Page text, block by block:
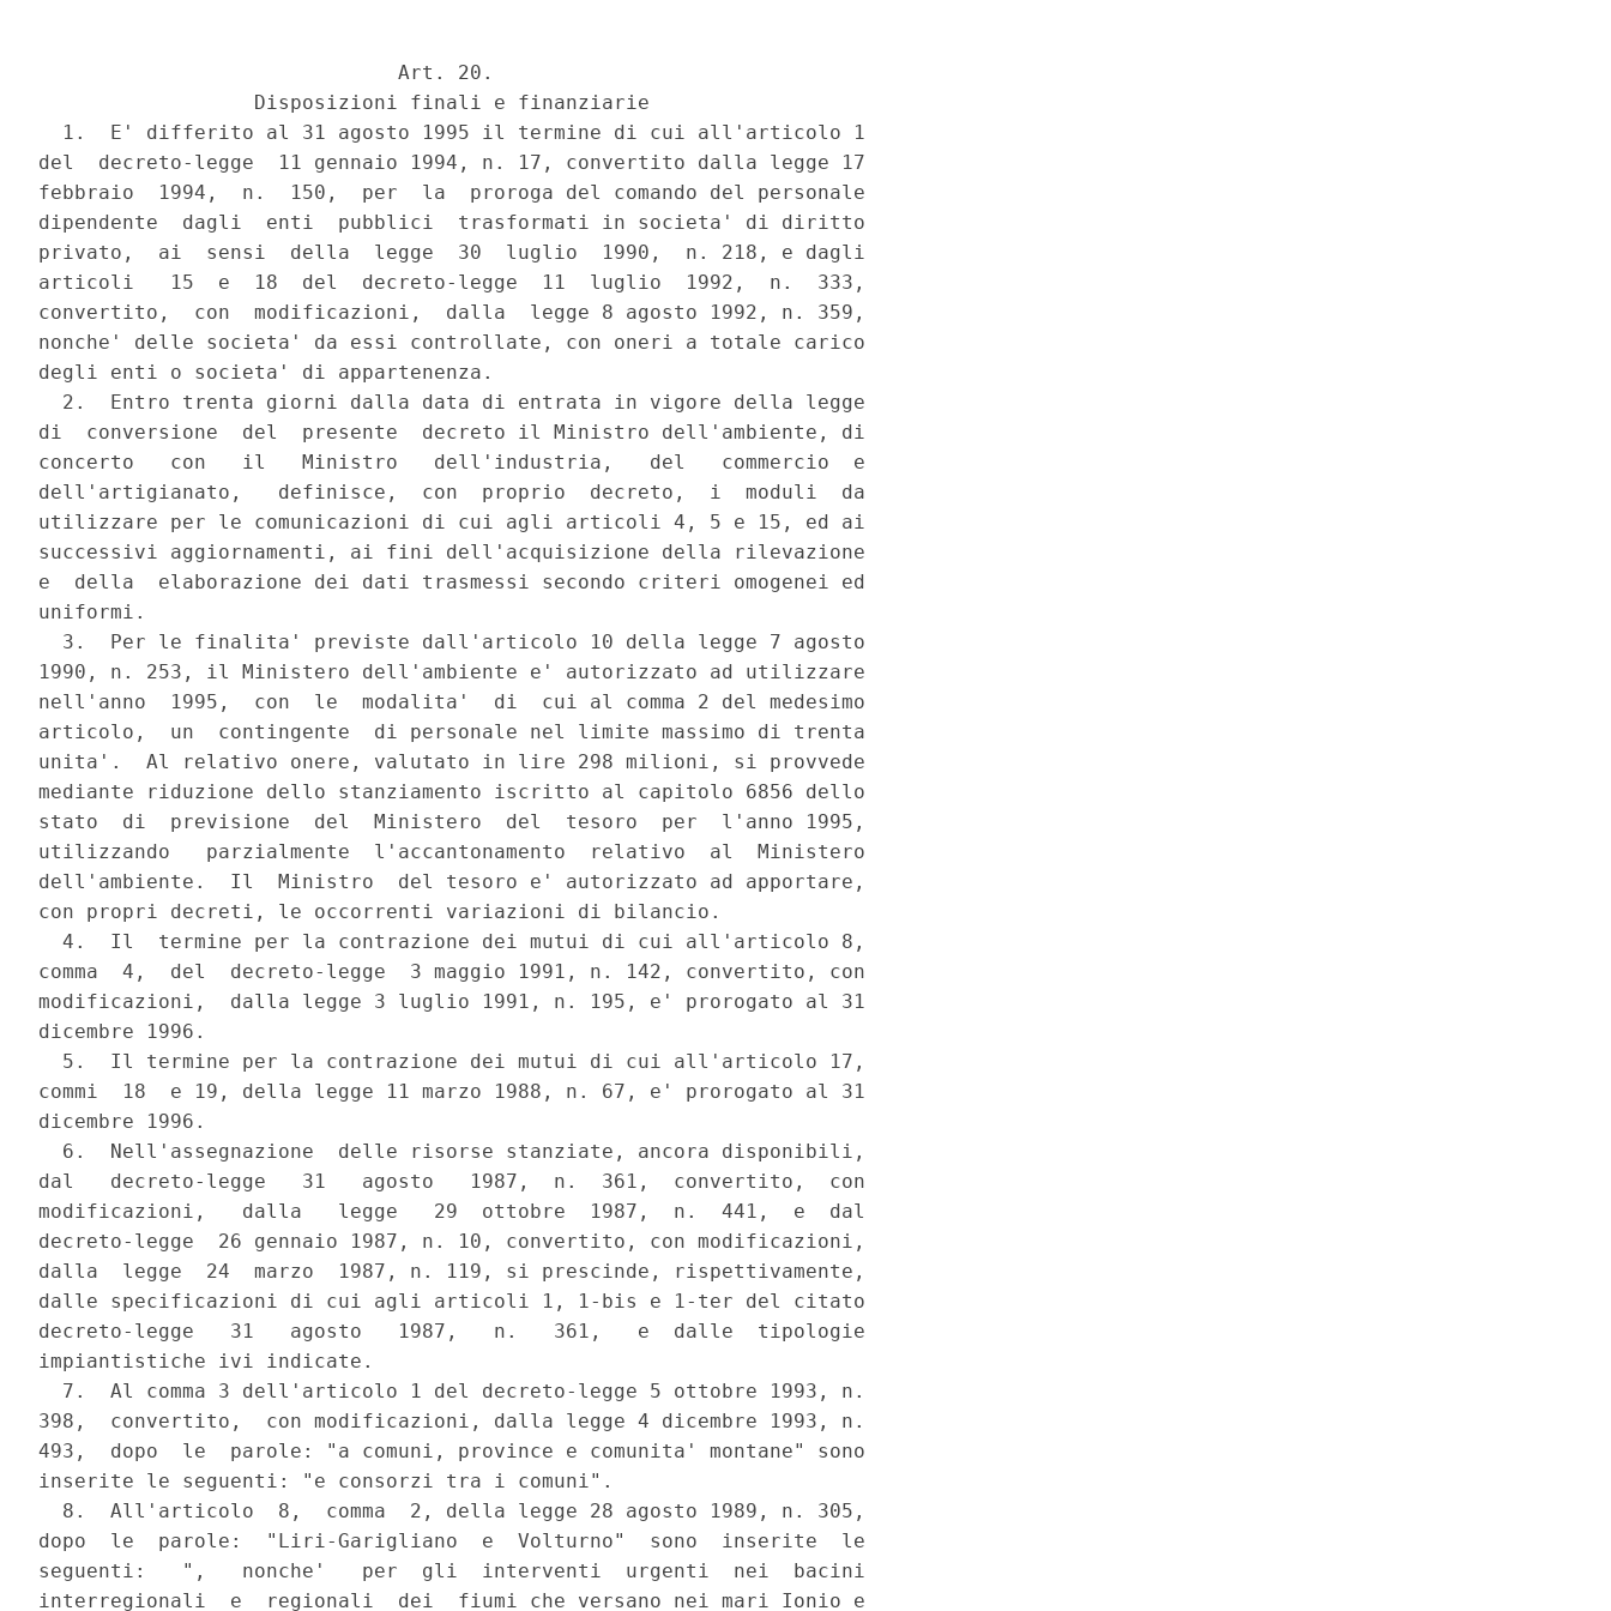
                              Art. 20.
                  Disposizioni finali e finanziarie
  1.  E' differito al 31 agosto 1995 il termine di cui all'articolo 1
del  decreto-legge  11 gennaio 1994, n. 17, convertito dalla legge 17
febbraio  1994,  n.  150,  per  la  proroga del comando del personale
dipendente  dagli  enti  pubblici  trasformati in societa' di diritto
privato,  ai  sensi  della  legge  30  luglio  1990,  n. 218, e dagli
articoli   15  e  18  del  decreto-legge  11  luglio  1992,  n.  333,
convertito,  con  modificazioni,  dalla  legge 8 agosto 1992, n. 359,
nonche' delle societa' da essi controllate, con oneri a totale carico
degli enti o societa' di appartenenza.
  2.  Entro trenta giorni dalla data di entrata in vigore della legge
di  conversione  del  presente  decreto il Ministro dell'ambiente, di
concerto   con   il   Ministro   dell'industria,   del   commercio  e
dell'artigianato,   definisce,  con  proprio  decreto,  i  moduli  da
utilizzare per le comunicazioni di cui agli articoli 4, 5 e 15, ed ai
successivi aggiornamenti, ai fini dell'acquisizione della rilevazione
e  della  elaborazione dei dati trasmessi secondo criteri omogenei ed
uniformi.
  3.  Per le finalita' previste dall'articolo 10 della legge 7 agosto
1990, n. 253, il Ministero dell'ambiente e' autorizzato ad utilizzare
nell'anno  1995,  con  le  modalita'  di  cui al comma 2 del medesimo
articolo,  un  contingente  di personale nel limite massimo di trenta
unita'.  Al relativo onere, valutato in lire 298 milioni, si provvede
mediante riduzione dello stanziamento iscritto al capitolo 6856 dello
stato  di  previsione  del  Ministero  del  tesoro  per  l'anno 1995,
utilizzando   parzialmente  l'accantonamento  relativo  al  Ministero
dell'ambiente.  Il  Ministro  del tesoro e' autorizzato ad apportare,
con propri decreti, le occorrenti variazioni di bilancio.
  4.  Il  termine per la contrazione dei mutui di cui all'articolo 8,
comma  4,  del  decreto-legge  3 maggio 1991, n. 142, convertito, con
modificazioni,  dalla legge 3 luglio 1991, n. 195, e' prorogato al 31
dicembre 1996.
  5.  Il termine per la contrazione dei mutui di cui all'articolo 17,
commi  18  e 19, della legge 11 marzo 1988, n. 67, e' prorogato al 31
dicembre 1996.
  6.  Nell'assegnazione  delle risorse stanziate, ancora disponibili,
dal   decreto-legge   31   agosto   1987,  n.  361,  convertito,  con
modificazioni,   dalla   legge   29  ottobre  1987,  n.  441,  e  dal
decreto-legge  26 gennaio 1987, n. 10, convertito, con modificazioni,
dalla  legge  24  marzo  1987, n. 119, si prescinde, rispettivamente,
dalle specificazioni di cui agli articoli 1, 1-bis e 1-ter del citato
decreto-legge   31   agosto   1987,   n.   361,   e  dalle  tipologie
impiantistiche ivi indicate.
  7.  Al comma 3 dell'articolo 1 del decreto-legge 5 ottobre 1993, n.
398,  convertito,  con modificazioni, dalla legge 4 dicembre 1993, n.
493,  dopo  le  parole: "a comuni, province e comunita' montane" sono
inserite le seguenti: "e consorzi tra i comuni".
  8.  All'articolo  8,  comma  2, della legge 28 agosto 1989, n. 305,
dopo  le  parole:  "Liri-Garigliano  e  Volturno"  sono  inserite  le
seguenti:   ",   nonche'   per  gli  interventi  urgenti  nei  bacini
interregionali  e  regionali  dei  fiumi che versano nei mari Ionio e